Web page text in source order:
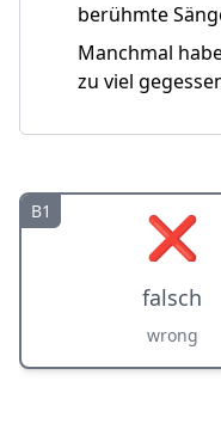
berühmte
Manchmal
zu viel
B1 ❌
falsch
wrong